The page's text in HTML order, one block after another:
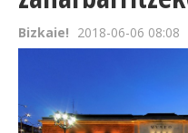
Bizkaie! 2018-06-06 08:08